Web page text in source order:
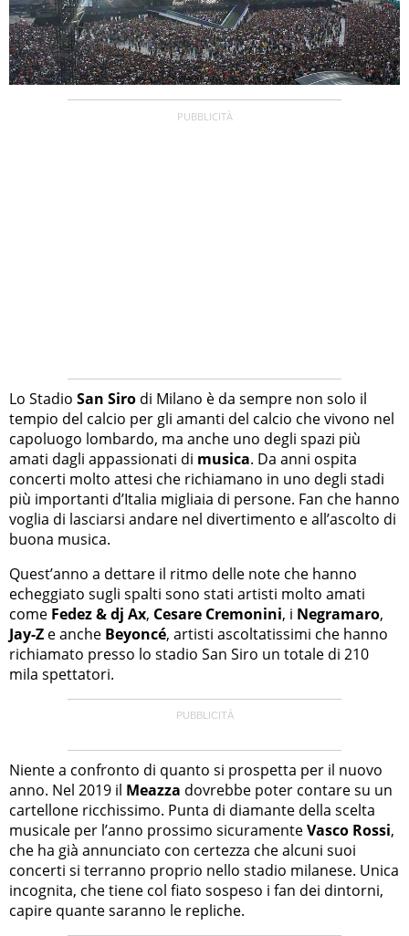
Lo Stadio San Siro di Milano è da sempre non solo il
tempio del calcio per gli amanti del calcio che vivono nel
capoluogo lombardo, ma anche uno degli spazi più
amati dagli appassionati di musica. Da anni ospita
concerti molto attesi che richiamano in uno degli stadi
più importanti d’Italia migliaia di persone. Fan che hanno
voglia di lasciarsi andare nel divertimento e all’ascolto di
buona musica.
Quest’anno a dettare il ritmo delle note che hanno
echeggiato sugli spalti sono stati artisti molto amati
come Fedez & dj Ax, Cesare Cremonini, i Negramaro,
Jay-Z e anche Beyoncé, artisti ascoltatissimi che hanno
richiamato presso lo stadio San Siro un totale di 210
mila spettatori.
Niente a confronto di quanto si prospetta per il nuovo
anno. Nel 2019 il Meazza dovrebbe poter contare su un
cartellone ricchissimo. Punta di diamante della scelta
musicale per l’anno prossimo sicuramenteVasco Rossi,
che ha già annunciato con certezza che alcuni suoi
concerti si terranno proprio nello stadio milanese. Unica
incognita, che tiene col fiato sospeso i fan dei dintorni,
capire quante saranno le repliche.